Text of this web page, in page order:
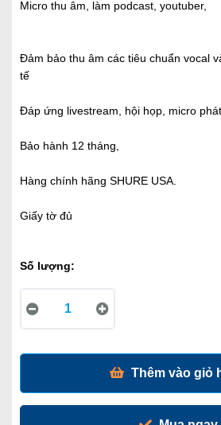
Micro thu âm, làm podcast, youtuber,
Đảm bảo thu âm các tiêu chuẩn vocal
tế
Đáp ứng livestream, hội họp, micro
Bảo hành 12 tháng,
Hàng chính hãng SHURE USA.
Giấy tờ đủ
Số lượng:
Thêm vào giỏ